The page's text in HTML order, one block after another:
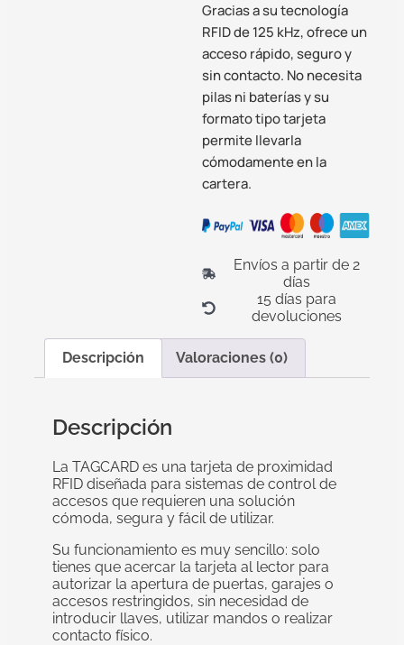
Gracias a su tecnología
RFID de 125 kHz, ofrece un
acceso rápido, seguro y
sin contacto. No necesita
pilas ni baterías y su
formato tipo tarjeta
permite llevarla
cómodamente en la
cartera.
Envíos a partir de 2
días
15 días para
devoluciones
Descripción Valoraciones (0)
Descripción
La TAGCARD es una tarjeta de proximidad
RFID diseñada para sistemas de control de
accesos que requieren una solución
cómoda, segura y fácil de utilizar.
Su funcionamiento es muy sencillo: solo
tienes que acercar la tarjeta al lector para
autorizar la apertura de puertas, garajes o
accesos restringidos, sin necesidad de
introducir llaves, utilizar mandos o realizar
contacto físico.